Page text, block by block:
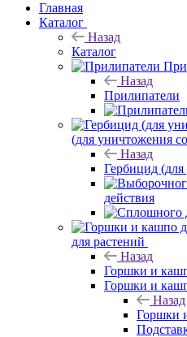
Главная
Каталог
Назад
Каталог
Назад
Прилипатели
(для уничтожения
Назад
Гербицид
действия
для растений
Назад
Горшки и
Горшки и
Назад
Горшки